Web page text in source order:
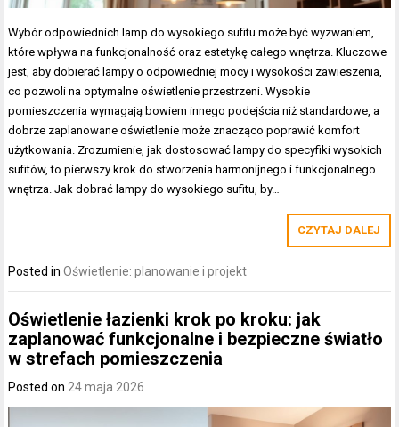
Wybór odpowiednich lamp do wysokiego sufitu może być wyzwaniem,
które wpływa na funkcjonalność oraz estetykę całego wnętrza. Kluczowe
jest, aby dobierać lampy o odpowiedniej mocy i wysokości zawieszenia,
co pozwoli na optymalne oświetlenie przestrzeni. Wysokie
pomieszczenia wymagają bowiem innego podejścia niż standardowe, a
dobrze zaplanowane oświetlenie może znacząco poprawić komfort
użytkowania. Zrozumienie, jak dostosować lampy do specyfiki wysokich
sufitów, to pierwszy krok do stworzenia harmonijnego i funkcjonalnego
wnętrza. Jak dobrać lampy do wysokiego sufitu, by…
CZYTAJ DALEJ
Posted inOświetlenie: planowanie i projekt
Oświetlenie łazienki krok po kroku: jak
zaplanować funkcjonalne i bezpieczne światło
w strefach pomieszczenia
Posted on 24 maja 2026